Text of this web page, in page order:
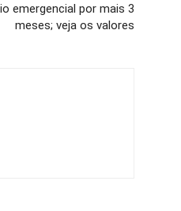
emergencial por mais 3
meses; veja os valores